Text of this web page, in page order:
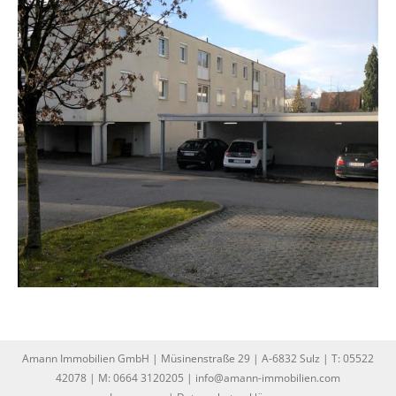
Amann Immobilien GmbH | Müsinenstraße 29 | A-6832 Sulz | T: 05522
42078 | M: 0664 3120205 | info@amann-immobilien.com